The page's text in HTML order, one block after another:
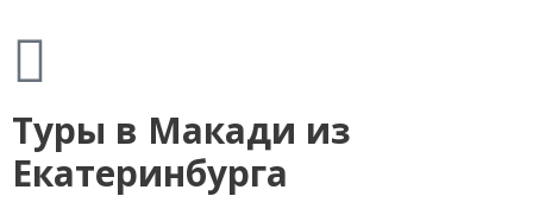
Туры в Макади из
Екатеринбурга